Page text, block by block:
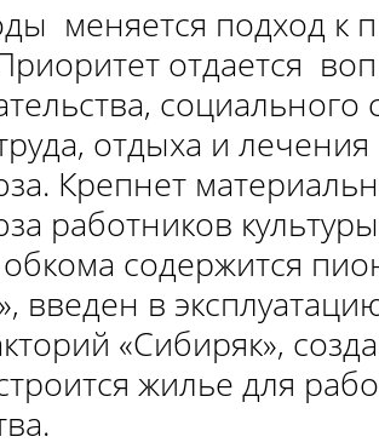
меняется подход к
отдается
социального
отдыха и
Крепнет
работников
содержится
введен в
«Сибиряк»,
жилье для